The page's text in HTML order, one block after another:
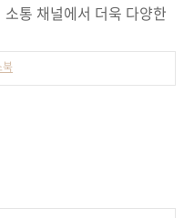
소통 채널에서 더욱 다양한
북